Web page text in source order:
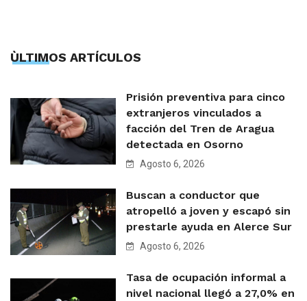
ÙLTIMOS ARTÍCULOS
Prisión preventiva para cinco
extranjeros vinculados a
facción del Tren de Aragua
detectada en Osorno
Agosto 6, 2026
Buscan a conductor que
atropelló a joven y escapó sin
prestarle ayuda en Alerce Sur
Agosto 6, 2026
Tasa de ocupación informal a
nivel nacional llegó a 27,0% en